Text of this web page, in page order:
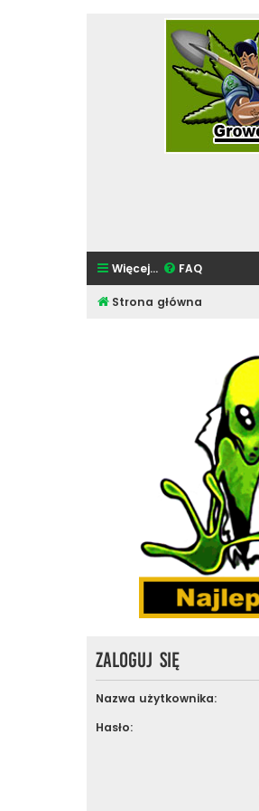
Więcej… FAQ
Strona główna
Zaloguj się
Nazwa użytkownika:
Hasło: